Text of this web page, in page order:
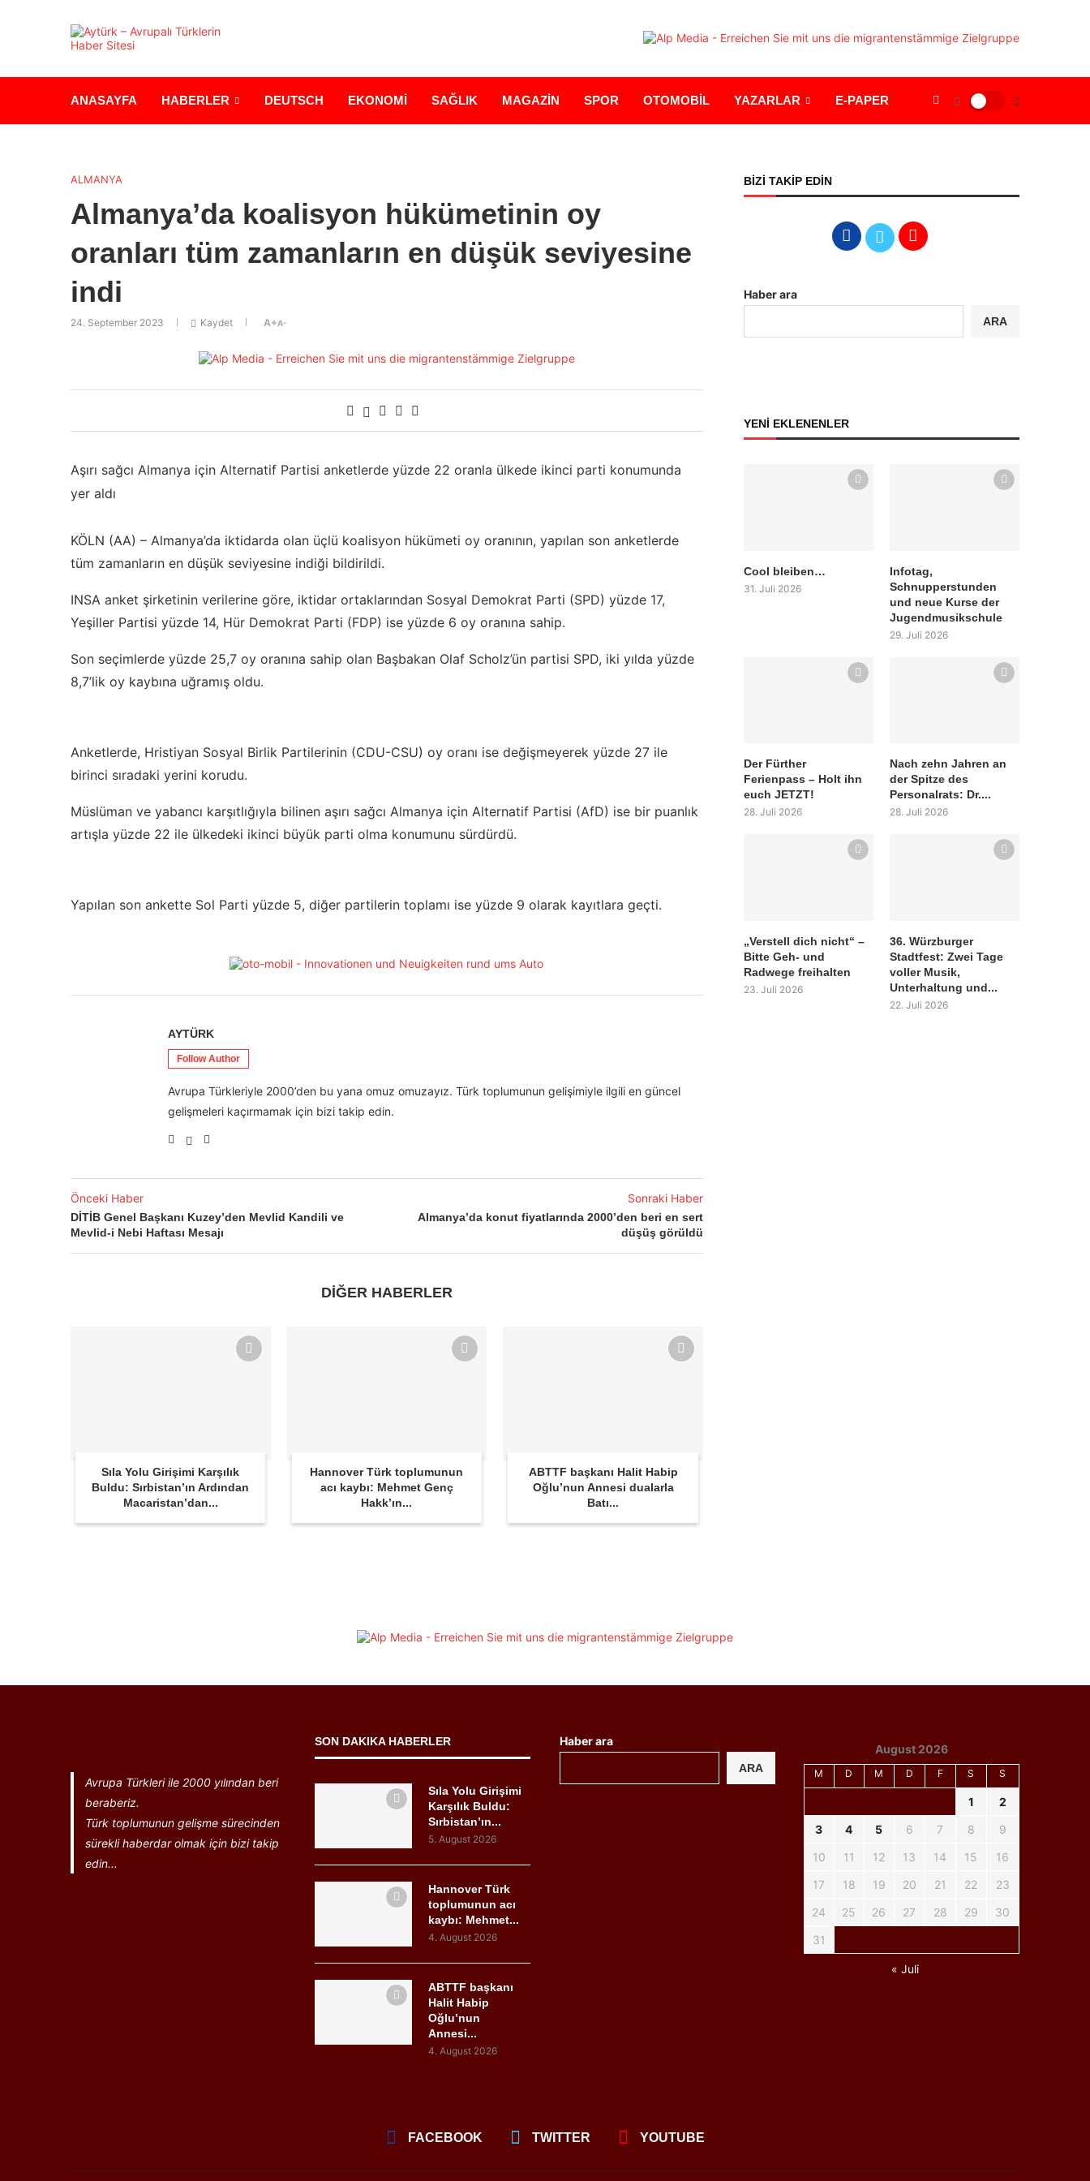
ANASAYFA HABERLER DEUTSCH EKONOMİ SAĞLIK MAGAZİN SPOR OTOMOBİL YAZARLAR E-PAPER
ALMANYA
Almanya’da koalisyon hükümetinin oy
oranları tüm zamanların en düşük seviyesine
indi
24. September 2023 Kaydet A+A-
Aşırı sağcı Almanya için Alternatif Partisi anketlerde yüzde 22 oranla ülkede ikinci parti konumunda
yer aldı
KÖLN (AA) – Almanya’da iktidarda olan üçlü koalisyon hükümeti oy oranının, yapılan son anketlerde
tüm zamanların en düşük seviyesine indiği bildirildi.
INSA anket şirketinin verilerine göre, iktidar ortaklarından Sosyal Demokrat Parti (SPD) yüzde 17,
Yeşiller Partisi yüzde 14, Hür Demokrat Parti (FDP) ise yüzde 6 oy oranına sahip.
Son seçimlerde yüzde 25,7 oy oranına sahip olan Başbakan Olaf Scholz’ün partisi SPD, iki yılda yüzde
8,7’lik oy kaybına uğramış oldu.
Anketlerde, Hristiyan Sosyal Birlik Partilerinin (CDU-CSU) oy oranı ise değişmeyerek yüzde 27 ile
birinci sıradaki yerini korudu.
Müslüman ve yabancı karşıtlığıyla bilinen aşırı sağcı Almanya için Alternatif Partisi (AfD) ise bir puanlık
artışla yüzde 22 ile ülkedeki ikinci büyük parti olma konumunu sürdürdü.
Yapılan son ankette Sol Parti yüzde 5, diğer partilerin toplamı ise yüzde 9 olarak kayıtlara geçti.
AYTÜRK
Follow Author
Avrupa Türkleriyle 2000’den bu yana omuz omuzayız. Türk toplumunun gelişimiyle ilgili en güncel
gelişmeleri kaçırmamak için bizi takip edin.
Önceki Haber
DİTİB Genel Başkanı Kuzey’den Mevlid Kandili ve
Mevlid-i Nebi Haftası Mesajı
Sonraki Haber
Almanya’da konut fiyatlarında 2000’den beri en sert
düşüş görüldü
DİĞER HABERLER
Sıla Yolu Girişimi Karşılık
Buldu: Sırbistan’ın Ardından
Macaristan’dan...
Hannover Türk toplumunun
acı kaybı: Mehmet Genç
Hakk’ın...
ABTTF başkanı Halit Habip
Oğlu’nun Annesi dualarla
Batı...
BİZİ TAKİP EDİN
Haber ara
ARA
YENİ EKLENENLER
Cool bleiben…
31. Juli 2026
Infotag,
Schnupperstunden
und neue Kurse der
Jugendmusikschule
29. Juli 2026
Der Fürther
Ferienpass – Holt ihn
euch JETZT!
28. Juli 2026
Nach zehn Jahren an
der Spitze des
Personalrats: Dr....
28. Juli 2026
„Verstell dich nicht“ –
Bitte Geh- und
Radwege freihalten
23. Juli 2026
36. Würzburger
Stadtfest: Zwei Tage
voller Musik,
Unterhaltung und...
22. Juli 2026
Avrupa Türkleri ile 2000 yılından beri
beraberiz.
Türk toplumunun gelişme sürecinden
sürekli haberdar olmak için bizi takip
edin...
SON DAKIKA HABERLER
Sıla Yolu Girişimi
Karşılık Buldu:
Sırbistan’ın...
5. August 2026
Hannover Türk
toplumunun acı
kaybı: Mehmet...
4. August 2026
ABTTF başkanı
Halit Habip
Oğlu’nun
Annesi...
4. August 2026
Haber ara
ARA
August 2026
M D M D F S S
1
2
3
4 5 6 7 8
9
10
11 12 13 14 15
16
17
18 19 20 21 22
23
24
25 26 27 28 29
30
31
« Juli
FACEBOOK TWITTER YOUTUBE